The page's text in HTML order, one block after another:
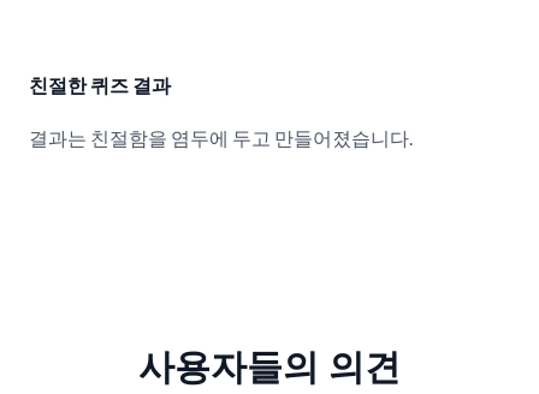
친절한 퀴즈 결과
결과는 친절함을 염두에 두고 만들어졌습니다.
사용자들의 의견